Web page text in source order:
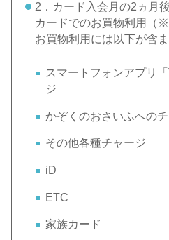
2．カード入会月の2ヵ月
カードでのお買物利用（
お買物利用には以下が含ま
スマートフォンアプリ
ジ
かぞくのおさいふへの
その他各種チャージ
iD
ETC
家族カード